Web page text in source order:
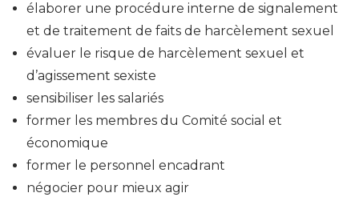
élaborer une procédure interne de signalement
et de traitement de faits de harcèlement sexuel
évaluer le risque de harcèlement sexuel et
d’agissement sexiste
sensibiliser les salariés
former les membres du Comité social et
économique
former le personnel encadrant
négocier pour mieux agir